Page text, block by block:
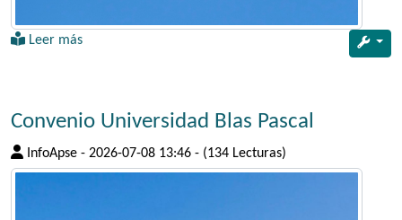
Leer más
Convenio Universidad Blas Pascal
InfoApse - 2026-07-08 13:46 - (134 Lecturas)